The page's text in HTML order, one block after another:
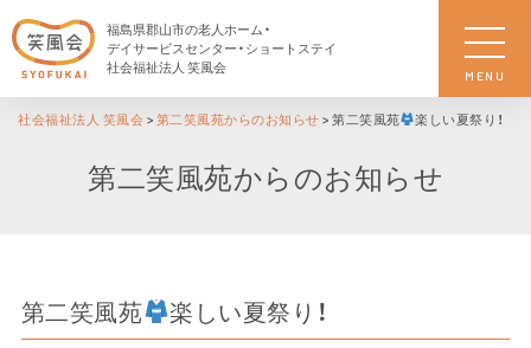
福島県郡山市の老人ホーム・
デイサービスセンター・ショートステイ
社会福祉法人 笑風会
MENU
社会福祉法人 笑風会 > 第二笑風苑からのお知らせ > 第二笑風苑 楽しい夏祭り！
第二笑風苑からのお知らせ
第二笑風苑 楽しい夏祭り！